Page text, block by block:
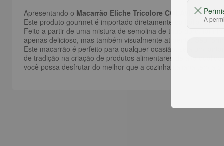
Apresentando o Macarrão Eliche Tricolore COLAVITA 500g,
Este produto gourmet é importado diretamente da Itália,
Feito a partir de uma mistura de semolina de trigo duro,
apenas delicioso, mas também visualmente atraente. Seu
Este macarrão é perfeito para qualquer ocasião, seja um
de tradição na criação de produtos alimentares de alta
você possa desfrutar do melhor que a cozinha italiana tem a
A